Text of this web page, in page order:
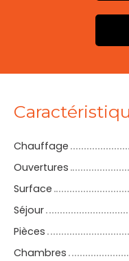
Chauffage
Ouvertures
Surface
Séjour
Pièces
Chambres